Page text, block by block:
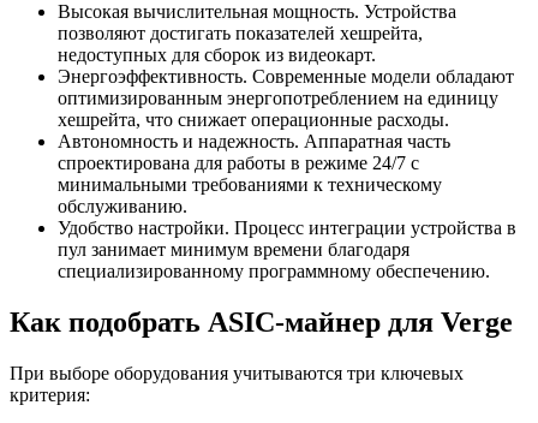
Высокая вычислительная мощность. Устройства
позволяют достигать показателей хешрейта,
недоступных для сборок из видеокарт.
Энергоэффективность. Современные модели обладают
оптимизированным энергопотреблением на единицу
хешрейта, что снижает операционные расходы.
Автономность и надежность. Аппаратная часть
спроектирована для работы в режиме 24/7 с
минимальными требованиями к техническому
обслуживанию.
Удобство настройки. Процесс интеграции устройства в
пул занимает минимум времени благодаря
специализированному программному обеспечению.
Как подобрать ASIC-майнер для Verge
При выборе оборудования учитываются три ключевых
критерия: